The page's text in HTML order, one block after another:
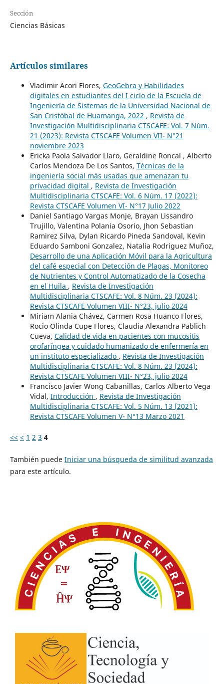
Sección
Ciencias Básicas
Artículos similares
Vladimir Acori Flores, GeoGebra y Habilidades
digitales en estudiantes del I ciclo de la Escuela de
Ingeniería de Sistemas de la Universidad Nacional de
San Cristóbal de Huamanga, 2022 , Revista de
Investigación Multidisciplinaria CTSCAFE: Vol. 7 Núm.
21 (2023): Revista CTSCAFE Volumen VII- N°21
noviembre 2023
Ericka Paola Salvador Llaro, Geraldine Roncal , Alberto
Carlos Mendoza De Los Santos, Técnicas de la
ingeniería social más usadas que amenazan tu
privacidad digital , Revista de Investigación
Multidisciplinaria CTSCAFE: Vol. 6 Núm. 17 (2022):
Revista CTSCAFE Volumen VI- N°17 Julio 2022
Daniel Santiago Vargas Monje, Brayan Lissandro
Trujillo, Valentina Polania Osorio, Jhon Sebastian
Ramirez Silva, Dylan Ricardo Pineda Sandoval, Kevin
Eduardo Samboni Gonzalez, Natalia Rodriguez Muñoz,
Desarrollo de una Aplicación Móvil para la Agricultura
del café especial con Detección de Plagas, Monitoreo
de Nutrientes y Control Automatizado de la Cosecha
en el Huila , Revista de Investigación
Multidisciplinaria CTSCAFE: Vol. 8 Núm. 23 (2024):
Revista CTSCAFE Volumen VIII- N°23, julio 2024
Miriam Alania Chávez, Carmen Rosa Huanco Flores,
Rocio Olinda Cupe Flores, Claudia Alexandra Pablich
Cueva, Calidad de vida en pacientes con mucositis
orofaríngea y cuidado humanizado de enfermería en
un instituto especializado , Revista de Investigación
Multidisciplinaria CTSCAFE: Vol. 8 Núm. 23 (2024):
Revista CTSCAFE Volumen VIII- N°23, julio 2024
Francisco Javier Wong Cabanillas, Carlos Alberto Vega
Vidal, Introducción , Revista de Investigación
Multidisciplinaria CTSCAFE: Vol. 5 Núm. 13 (2021):
Revista CTSCAFE Volumen V- N°13 Marzo 2021
<< < 1 2 3 4
También puede Iniciar una búsqueda de similitud avanzada
para este artículo.